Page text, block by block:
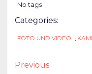
No tags
Categories:
FOTO UND VIDEO ,
Previous